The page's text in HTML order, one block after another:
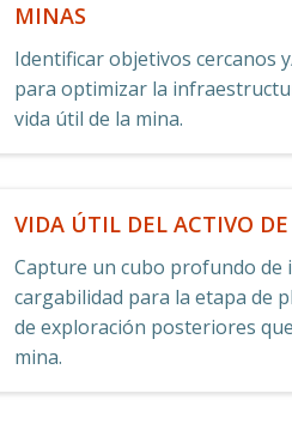
MINAS
Identificar objetivos cercanos
para optimizar la
vida útil de la mina.
VIDA ÚTIL DEL ACTIVO
Capture un cubo profundo de
cargabilidad para la etapa de
de exploración posteriores
mina.